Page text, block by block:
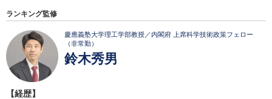
ランキング監修
慶應義塾大学理工学部教授／内閣府 上席科学技術政策フェロー
（非常勤）
鈴木秀男
【経歴】